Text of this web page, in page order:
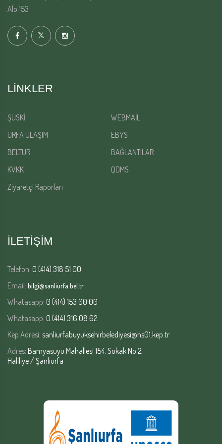
Alo 153
LINKLER
ŞUSKİ
WEBMAİL
URFA ULAŞIM
EBYS
BELTUR
BAĞLANTILAR
KVKK
QDMS
Ziyaretçi Raporları
İLETİŞİM
Telefon: 0 (414) 318 51 00
Email: bilgi@sanliurfa.bel.tr
Whatasapp: 0 (414) 153 00 00
Whatasapp: 0 (414) 316 08 62
Kep Adresi: sanliurfabuyuksehirbelediyesi@hs01.kep.tr
Adres: Bamyasuyu Mahallesi 154. Sokak No:2
Haliliye / Şanlıurfa